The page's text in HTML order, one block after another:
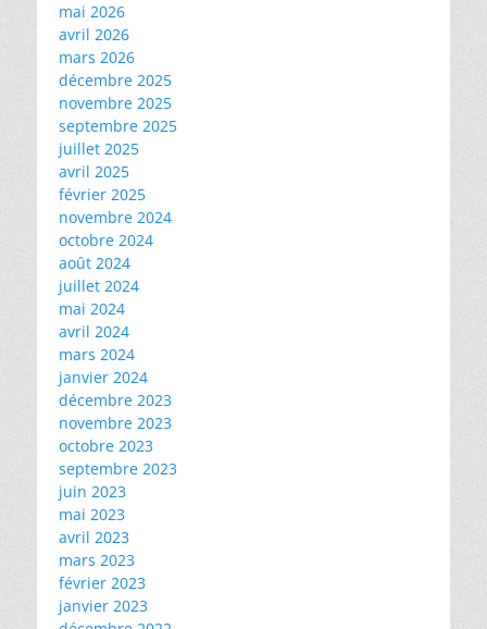
mai 2026
avril 2026
mars 2026
décembre 2025
novembre 2025
septembre 2025
juillet 2025
avril 2025
février 2025
novembre 2024
octobre 2024
août 2024
juillet 2024
mai 2024
avril 2024
mars 2024
janvier 2024
décembre 2023
novembre 2023
octobre 2023
septembre 2023
juin 2023
mai 2023
avril 2023
mars 2023
février 2023
janvier 2023